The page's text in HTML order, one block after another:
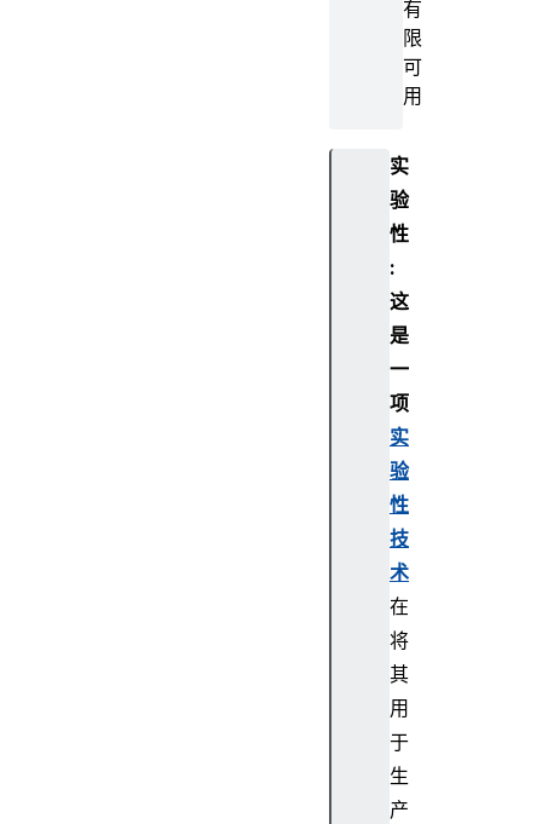
有
限
可
用
实
验
性
:
这
是
一
项
实
验
性
技
术
在
将
其
用
于
生
产